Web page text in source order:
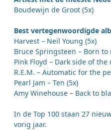
Boudewijn de Groot (5x)
Best vertegenwoordigde
Harvest – Neil Young (5x)
Bruce Springsteen – Born to
Pink Floyd – Dark side of the
R.E.M. – Automatic for the
Pearl Jam – Ten (5x)
Amy Winehouse – Back to
In de Top 100 staan 27
vorig jaar.